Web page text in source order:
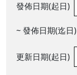
發佈日期(起日)
~ 發佈日期(迄日)
更新日期(起日)